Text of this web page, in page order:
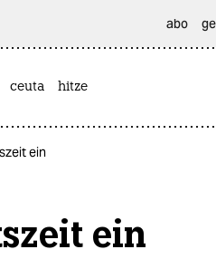
abo
ceuta hitze
ein​
ein​